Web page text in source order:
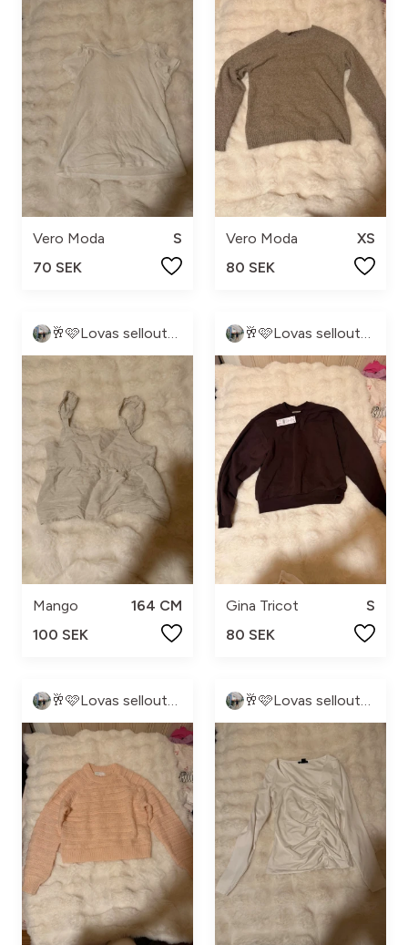
Vero Moda
S
70 SEK
Vero Moda
XS
80 SEK
🥂🩷Lovas sellout🩷🥂
Mango
164 CM
100 SEK
🥂🩷Lovas sellout🩷🥂
Gina Tricot
S
80 SEK
🥂🩷Lovas sellout🩷🥂 🥂🩷Lovas sellout🩷🥂